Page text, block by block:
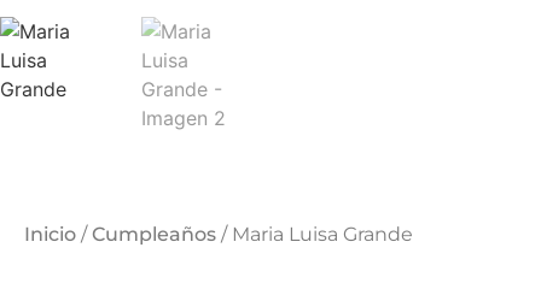
Inicio /Cumpleaños / Maria Luisa Grande